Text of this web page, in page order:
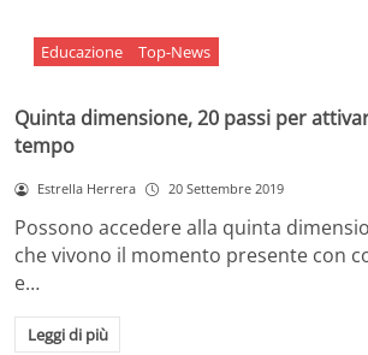
Educazione Top-News
Quinta dimensione, 20 passi per
tempo
Estrella Herrera 20 Settembre 2019
Possono accedere alla quinta
che vivono il momento presente con
e…
Leggi di più